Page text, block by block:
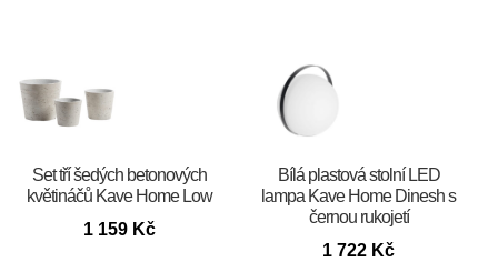
Set tří šedých betonových
květináčů Kave Home Low
1 159 Kč
Bílá plastová stolní LED
lampa Kave Home Dinesh s
černou rukojetí
1 722 Kč